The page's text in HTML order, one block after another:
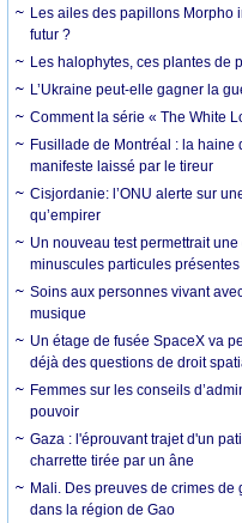
Les ailes des papillons Morpho
futur ?
Les halophytes, ces plantes de
L’Ukraine peut-elle gagner la
Comment la série « The White
Fusillade de Montréal : la haine
manifeste laissé par le tireur
Cisjordanie: l’ONU alerte sur
qu’empirer
Un nouveau test permettrait
minuscules particules
Soins aux personnes vivant
musique
Un étage de fusée SpaceX va
déjà des questions de droit
Femmes sur les conseils
pouvoir
Gaza : l'éprouvant trajet d'un
charrette tirée par un âne
Mali. Des preuves de crimes
dans la région de Gao